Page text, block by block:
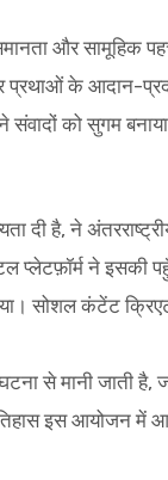
और सामूहिक
प्रथाओं के आदान-
ने संवादों को सुगम
दी है, ने
प्लेटफ़ॉर्म ने इसकी
सोशल कंटेंट
से मानी जाती
इस आयोजन